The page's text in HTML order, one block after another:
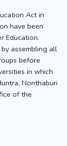
Act in
have been
Education.
assembling all
before
in which
Nonthaburi
of the